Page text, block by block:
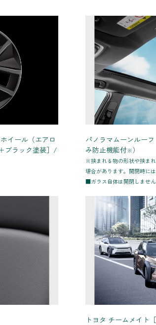
イール（エアロ
ブラック塗装］/
パノラマムーンルー
み防止機能付※）
※挟まれる物の形状や挟ま
場合があります。開閉時に
■ガラス自体は開閉しません
トヨタ チームメイト